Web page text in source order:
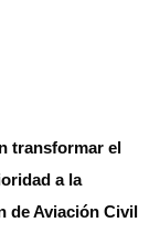
transformar el
a la
de Aviación Civil